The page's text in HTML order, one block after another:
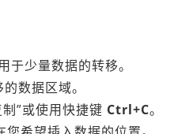
于少量数据的转移。
数据区域。
”或使用快捷键 Ctrl+C。